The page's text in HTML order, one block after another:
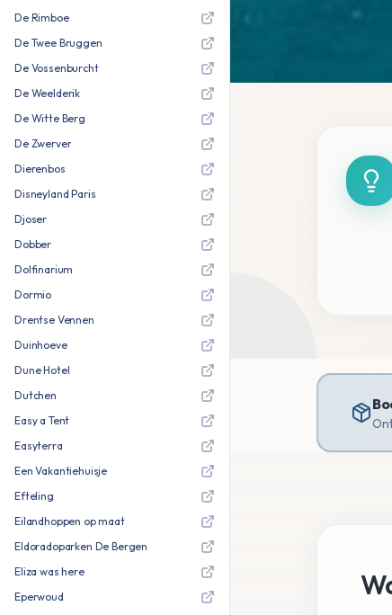
De Rimboe
De Twee Bruggen
De Vossenburcht
De Weelderik
De Witte Berg
De Zwerver
Dierenbos
Disneyland Paris
Djoser
Dobber
Dolfinarium
Dormio
Drentse Vennen
Duinhoeve
Dune Hotel
Dutchen
Easy a Tent
Easyterra
Een Vakantiehuisje
Efteling
Eilandhoppen op maat
Eldoradoparken De Bergen
Eliza was here
Eperwoud